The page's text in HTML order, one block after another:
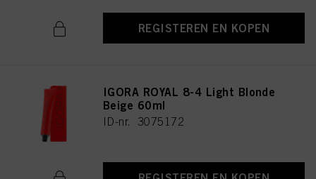
REGISTEREN EN KOPEN
IGORA ROYAL 8-4 Light Blonde
Beige 60ml
ID-nr. 3075172